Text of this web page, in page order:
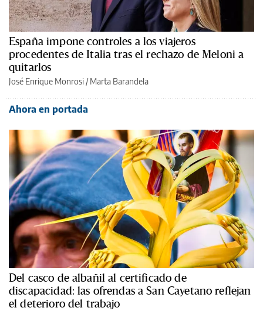
España impone controles a los viajeros
procedentes de Italia tras el rechazo de Meloni a
quitarlos
José Enrique Monrosi / Marta Barandela
Ahora en portada
Del casco de albañil al certificado de
discapacidad: las ofrendas a San Cayetano reflejan
el deterioro del trabajo